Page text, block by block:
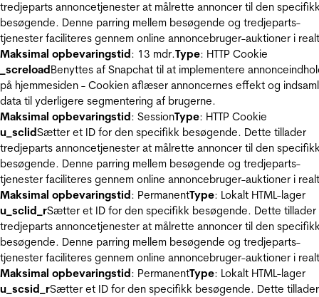
tredjeparts annoncetjenester at målrette annoncer til den
besøgende. Denne parring mellem besøgende og tredjeparts-
tjenester faciliteres gennem online annoncebruger-auktioner i
Maksimal opbevaringstid: 13 mdr.Type: HTTP Cookie
_screloadBenyttes af Snapchat til at implementere
på hjemmesiden - Cookien aflæser annoncernes effekt og
data til yderligere segmentering af brugerne.
Maksimal opbevaringstid: SessionType: HTTP Cookie
u_sclidSætter et ID for den specifikk besøgende. Dette tillader
tredjeparts annoncetjenester at målrette annoncer til den
besøgende. Denne parring mellem besøgende og tredjeparts-
tjenester faciliteres gennem online annoncebruger-auktioner i
Maksimal opbevaringstid: PermanentType: Lokalt HTML-lager
u_sclid_rSætter et ID for den specifikk besøgende. Dette tillader
tredjeparts annoncetjenester at målrette annoncer til den
besøgende. Denne parring mellem besøgende og tredjeparts-
tjenester faciliteres gennem online annoncebruger-auktioner i
Maksimal opbevaringstid: PermanentType: Lokalt HTML-lager
u_scsid_rSætter et ID for den specifikk besøgende. Dette tillader